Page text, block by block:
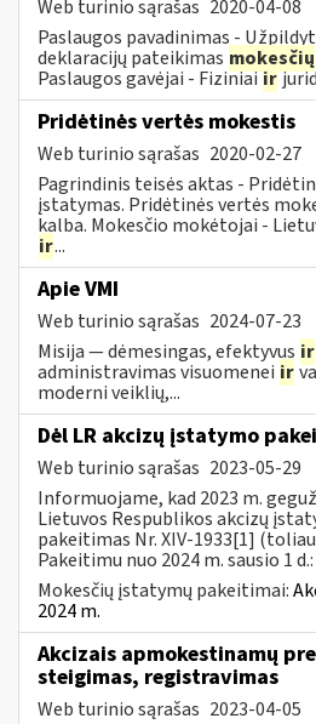
Web turinio sąrašas 2020-04-08
Paslaugos pavadinimas -
deklaracijų pateikimas mokesčių
Paslaugos gavėjai - Fiziniaiir
Pridėtinės vertės mokestis
Web turinio sąrašas 2020-02-27
Pagrindinis teisės aktas -
įstatymas. Pridėtinės vertės
kalba. Mokesčio mokėtojai -
ir...
Apie VMI
Web turinio sąrašas 2024-07-23
Misija — dėmesingas, efektyvus ir
administravimas visuomenei ir
moderni veiklių,...
Dėl LR akcizų įstatymo
Web turinio sąrašas 2023-05-29
Informuojame, kad 2023 m.
Lietuvos Respublikos akcizų
pakeitimas Nr. XIV-1933[1]
Pakeitimu nuo 2024 m. sausio 1 d.:
Mokesčių įstatymų pakeitimai:
2024 m.
Akcizais apmokestinamų
steigimas, registravimas
Web turinio sąrašas 2023-04-05